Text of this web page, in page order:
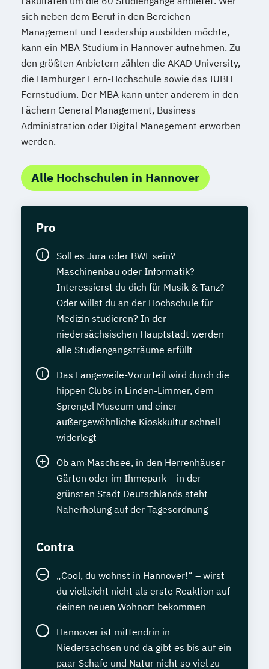
sich neben dem Beruf in den Bereichen
Management und Leadership ausbilden möchte,
kann ein MBA Studium in Hannover aufnehmen. Zu
den größten Anbietern zählen die AKAD University,
die Hamburger Fern-Hochschule sowie das IUBH
Fernstudium. Der MBA kann unter anderem in den
Fächern General Management, Business
Administration oder Digital Manegement erworben
werden.
Alle Hochschulen in Hannover
Pro
Soll es Jura oder BWL sein?
Maschinenbau oder Informatik?
Interessierst du dich für Musik & Tanz?
Oder willst du an der Hochschule für
Medizin studieren? In der
niedersächsischen Hauptstadt werden
alle Studiengangsträume erfüllt
Das Langeweile-Vorurteil wird durch die
hippen Clubs in Linden-Limmer, dem
Sprengel Museum und einer
außergewöhnliche Kioskkultur schnell
widerlegt
Ob am Maschsee, in den Herrenhäuser
Gärten oder im Ihmepark – in der
grünsten Stadt Deutschlands steht
Naherholung auf der Tagesordnung
Contra
„Cool, du wohnst in Hannover!“ – wirst
du vielleicht nicht als erste Reaktion auf
deinen neuen Wohnort bekommen
Hannover ist mittendrin in
Niedersachsen und da gibt es bis auf ein
paar Schafe und Natur nicht so viel zu